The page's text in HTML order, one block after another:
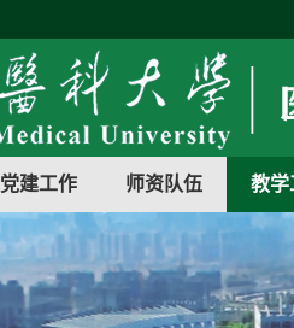
党建工作 师资队伍 教学